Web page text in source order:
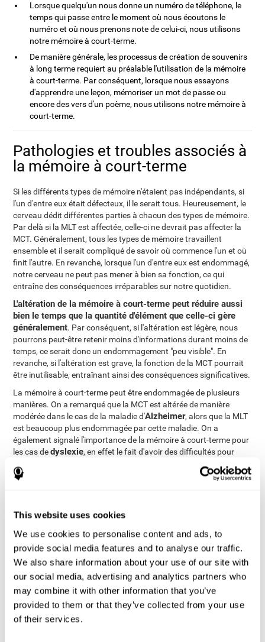
This website uses cookies
We use cookies to personalise content and ads, to
provide social media features and to analyse our traffic.
We also share information about your use of our site with
our social media, advertising and analytics partners who
may combine it with other information that you’ve
provided to them or that they’ve collected from your use
of their services.
Lorsque quelqu'un nous donne un numéro de téléphone, le
temps qui passe entre le moment où nous écoutons le
numéro et où nous prenons note de celui-ci, nous utilisons
notre mémoire à court-terme.
De manière générale, les processus de création de souvenirs
à long terme requiert au préalable l'utilisation de la mémoire
à court-terme. Par conséquent, lorsque nous essayons
d'apprendre une leçon, mémoriser un mot de passe ou
encore des vers d'un poème, nous utilisons notre mémoire à
court-terme.
Pathologies et troubles associés à
la mémoire à court-terme
Si les différents types de mémoire n'étaient pas indépendants, si
l'un d'entre eux était défecteux, il le serait tous. Heureusement, le
cerveau dédit différentes parties à chacun des types de mémoire.
Par delà si la MLT est affectée, celle-ci ne devrait pas affecter la
MCT. Généralement, tous les types de mémoire travaillent
ensemble et il serait compliqué de savoir où commence l'un et où
finit l'autre. En revanche, lorsque l'un d'entre eux est endommagé,
notre cerveau ne peut pas mener à bien sa fonction, ce qui
entraîne des conséquences irréparables sur notre quotidien.
L'altération de la mémoire à court-terme peut réduire aussi
bien le temps que la quantité d'élément que celle-ci gère
généralement. Par conséquent, si l'altération est légère, nous
pourrons peut-être retenir moins d'informations durant moins de
temps, ce serait donc un endommagement "peu visible". En
revanche, si l'altération est grave, la fonction de la MCT pourrait
être inutilisable, entraînant ainsi des conséquences significatives.
La mémoire à court-terme peut être endommagée de plusieurs
manières. On a remarqué que la MCT est altérée de manière
modérée dans le cas de la maladie d'Alzheimer, alors que la MLT
est beaucoup plus endommagée par cette maladie. On a
également signalé l'importance de la mémoire à court-terme pour
les cas dedyslexie, en effet le fait d'avoir des difficultés pour
stocker des informations phonologiques peut engendrer des
problèmes pour apprendre à lire. Par ailleurs, la consommation
crânienpeut également altérer la mémoire à court-terme.
Comment pouvons-nous mesurer
et évaluer la mémoire à court-
terme?
La mémoire à court-terme intervient dans la majorité des activités
de notre quotidien. Le fait que nous puissions interagir
correctement avec les personnes qui nous entourent et notre